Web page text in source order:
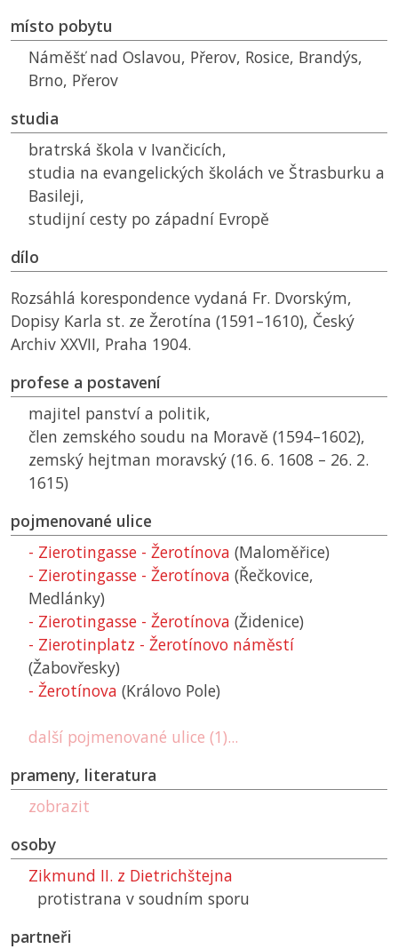
místo pobytu
Náměšť nad Oslavou, Přerov, Rosice, Brandýs,
Brno, Přerov
studia
bratrská škola v Ivančicích,
studia na evangelických školách ve Štrasburku a
Basileji,
studijní cesty po západní Evropě
dílo
Rozsáhlá korespondence vydaná Fr. Dvorským,
Dopisy Karla st. ze Žerotína (1591–1610), Český
Archiv XXVII, Praha 1904.
profese a postavení
majitel panství a politik,
člen zemského soudu na Moravě (1594–1602),
zemský hejtman moravský (16. 6. 1608 – 26. 2.
1615)
pojmenované ulice
- Zierotingasse - Žerotínova (Maloměřice)
- Zierotingasse - Žerotínova (Řečkovice,
Medlánky)
- Zierotingasse - Žerotínova (Židenice)
- Zierotinplatz - Žerotínovo náměstí
(Žabovřesky)
- Žerotínova (Královo Pole)
další pojmenované ulice (1)...
prameny, literatura
zobrazit
osoby
Zikmund II. z Dietrichštejna
protistrana v soudním sporu
partneři